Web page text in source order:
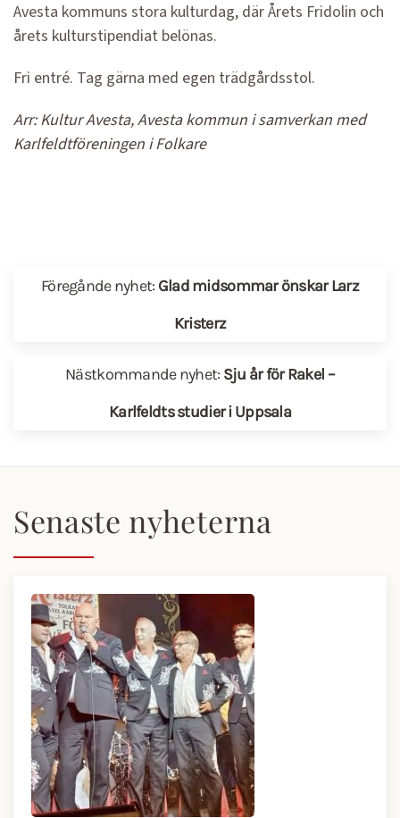
Avesta kommuns stora kulturdag, där Årets Fridolin och
årets kulturstipendiat belönas.
Fri entré. Tag gärna med egen trädgårdsstol.
Arr: Kultur Avesta, Avesta kommun i samverkan med
Karlfeldtföreningen i Folkare
Föregånde nyhet: Glad midsommar önskar Larz
Kristerz
Nästkommande nyhet: Sju år för Rakel –
Karlfeldts studier i Uppsala
Senaste nyheterna